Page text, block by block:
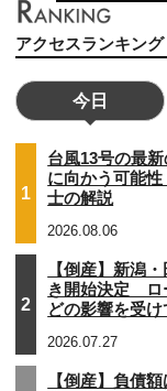
アクセスランキング
今日
1
台風13号の最
に向かう可能
士の解説
2026.08.06
2
【倒産】新潟
き開始決定 ロ
どの影響を受
2026.07.27
【倒産】負債